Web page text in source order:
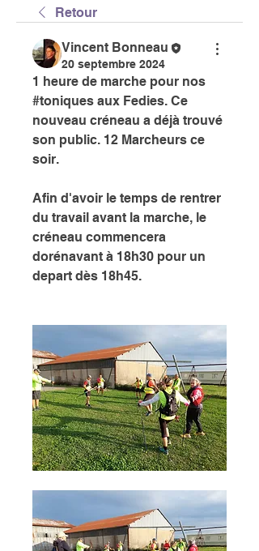
Retour
Vincent Bonneau
20 septembre 2024
1 heure de marche pour nos
#toniques aux Fedies. Ce
nouveau créneau a déjà trouvé
son public. 12 Marcheurs ce
soir.
Afin d'avoir le temps de rentrer
du travail avant la marche, le
créneau commencera
dorénavant à 18h30 pour un
depart dès 18h45.